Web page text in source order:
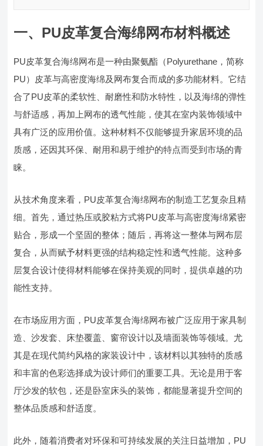
一、PU皮革复合海绵网布材料概述
PU皮革复合海绵网布是一种由聚氨酯（Polyurethane，简称
PU）皮革与高密度海绵及网布复合而成的多功能材料。它结
合了PU皮革的柔软性、耐磨性和防水特性，以及海绵的弹性
与舒适感，再加上网布的透气性能，使其在室内装饰领域中
具有广泛的应用价值。这种材料不仅能够提升家居环境的品
质感，还因其环保、耐用和易于维护的特点而受到市场的青
睐。
从技术角度来看，PU皮革复合海绵网布的制造工艺复杂且精
细。首先，通过热压或胶粘方式将PU皮革与高密度海绵紧密
贴合，形成一个坚固的整体；随后，再将这一整体与网布层
复合，从而赋予材料更强的结构稳定性和透气性能。这种多
层复合设计使得材料能够在保持美观的同时，提供卓越的功
能性支持。
在市场应用方面，PU皮革复合海绵网布被广泛应用于家具制
造、沙发套、床垫覆盖、窗帘设计以及墙面装饰等领域。尤
其是在现代简约风格的家装设计中，该材料以其独特的质感
和丰富的色彩选择成为设计师们的重要工具。无论是用于客
厅沙发的软包，还是卧室床头的装饰，都能显著提升空间的
整体品质感和舒适度。
此外，随着消费者对环保和可持续发展的关注日益增加，PU